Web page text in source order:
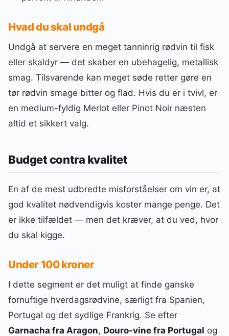
Hvad du skal undgå
Undgå at servere en meget tanninrig rødvin til fisk
eller skaldyr — det skaber en ubehagelig, metallisk
smag. Tilsvarende kan meget søde retter gøre en
tør rødvin smage bitter og flad. Hvis du er i tvivl, er
en medium-fyldig Merlot eller Pinot Noir næsten
altid et sikkert valg.
Budget contra kvalitet
En af de mest udbredte misforståelser om vin er, at
god kvalitet nødvendigvis koster mange penge. Det
er ikke tilfældet — men det kræver, at du ved, hvor
du skal kigge.
Under 100 kroner
I dette segment er det muligt at finde ganske
fornuftige hverdagsrødvine, særligt fra Spanien,
Portugal og det sydlige Frankrig. Se efter
Garnacha fra Aragon, Douro-vine fra Portugal og